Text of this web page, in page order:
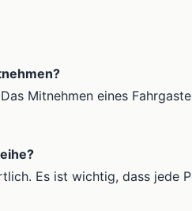
Mitnehmen eines
Es ist wichtig, dass jede